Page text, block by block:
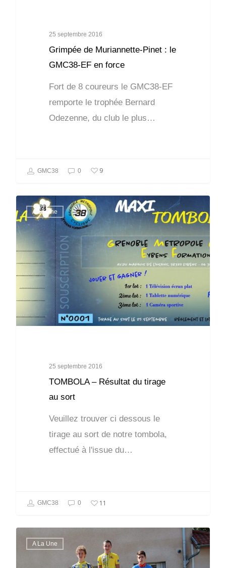
25 septembre 2016
Grimpée de Muriannette-Pinet : le
GMC38-EF en force
Fort de 8 coureurs le GMC38-EF
remporte le trophée Bernard
Odezenne, du club le plus…
GMC38 0 9
A La Une
25 septembre 2016
TOMBOLA – Résultat du tirage
au sort
Veuillez trouver ci dessous le
tirage au sort de notre tombola,
effectué à l'issue du…
GMC38 0 11
A La Une